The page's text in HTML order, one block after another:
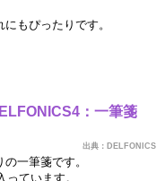
もぴったりです。
：一筆箋
出典： DELFONICS
一筆箋です。
っています。